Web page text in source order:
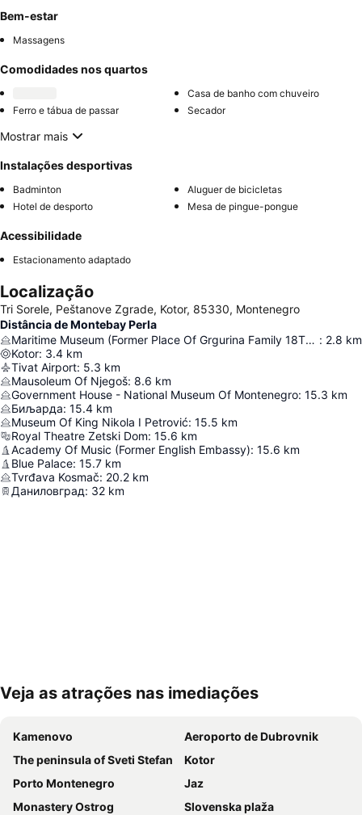
Bem-estar
Massagens
Comodidades nos quartos
Casa de banho com chuveiro
Ferro e tábua de passar
Secador
Mostrar mais
Instalações desportivas
Badminton
Aluguer de bicicletas
Hotel de desporto
Mesa de pingue-pongue
Acessibilidade
Estacionamento adaptado
Localização
Tri Sorele, Peštanove Zgrade, Kotor, 85330, Montenegro
Distância de Montebay Perla
Maritime Museum (Former Place Of Grgurina Family 18Th Century) : 2.8 km
Kotor: 3.4 km
Tivat Airport: 5.3 km
Mausoleum Of Njegoš: 8.6 km
Government House - National Museum Of Montenegro: 15.3 km
Биљарда: 15.4 km
Museum Of King Nikola I Petrović: 15.5 km
Royal Theatre Zetski Dom: 15.6 km
Academy Of Music (Former English Embassy): 15.6 km
Blue Palace: 15.7 km
Tvrđava Kosmač: 20.2 km
Даниловград: 32 km
Ampliar mapa
Veja as atrações nas imediações
Kamenovo
Aeroporto de Dubrovnik
The peninsula of Sveti Stefan
Kotor
Porto Montenegro
Jaz
Monastery Ostrog
Slovenska plaža